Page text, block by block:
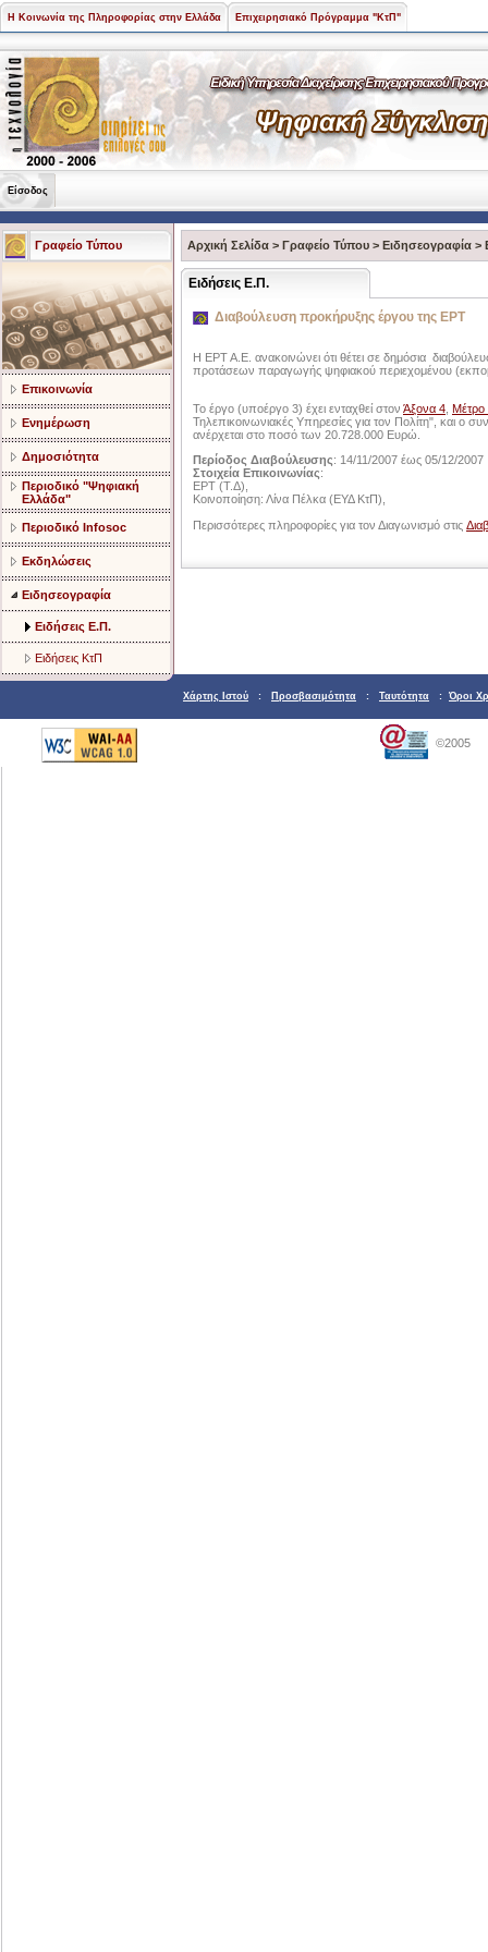
Η Κοινωνία της Πληροφορίας στην Ελλάδα Επιχειρησιακό Πρόγραμμα "ΚτΠ"
Είσοδος
Γραφείο Τύπου
Επικοινωνία
Ενημέρωση
Δημοσιότητα
Περιοδικό "Ψηφιακή
Ελλάδα"
Περιοδικό Infosoc
Εκδηλώσεις
Ειδησεογραφία
Ειδήσεις Ε.Π.
Ειδήσεις ΚτΠ
Αρχική Σελίδα > Γραφείο Τύπου > Ειδησεογραφία >
Ειδήσεις Ε.Π.
Διαβούλευση προκήρυξης έργου της ΕΡΤ
Η ΕΡΤ Α.Ε. ανακοινώνει ότι θέτει σε δημόσια
προτάσεων παραγωγής ψηφιακού περιεχομένου
Το έργο (υποέργο 3) έχει ενταχθεί στον Άξονα 4 Μέτρο
Τηλεπικοινωνιακές Υπηρεσίες για τον Πολίτη", και ο
ανέρχεται στο ποσό των 20.728.000 Ευρώ.
Περίοδος Διαβούλευσης: 14/11/2007 έως 05/12/2007
Στοιχεία Επικοινωνίας:
ΕΡΤ (Τ.Δ),
Κοινοποίηση: Λίνα Πέλκα (ΕΥΔ ΚτΠ),
Περισσότερες πληροφορίες για τον Διαγωνισμό στις
Χάρτης Ιστού : Προσβασιμότητα : Ταυτότητα : Όροι
©2005